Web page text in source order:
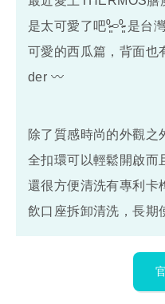
是太可愛了吧⁰̷̴͈࿁⁰̷̴͈ 是台
可愛的西瓜篇，背面也
der 〰︎
除了質感時尚的外觀之
全扣環可以輕鬆開啟而
還很方便清洗有專利卡
飲口座拆卸清洗，長期